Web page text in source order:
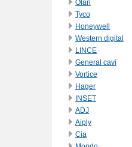
Olan
Tyco
Honeywell
Western digital
LINCE
General cavi
Vortice
Hager
INSET
ADJ
Aiply
Cia